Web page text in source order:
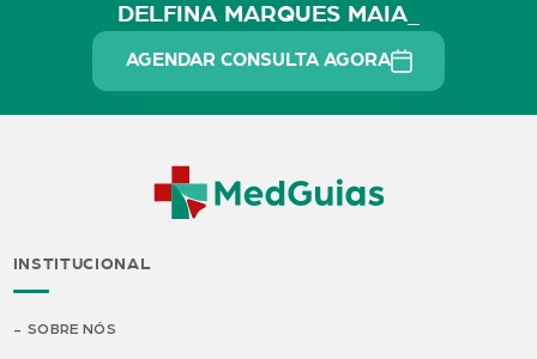
DELFINA MARQUES MAIA_
AGENDAR CONSULTA AGORA
INSTITUCIONAL
SOBRE NÓS